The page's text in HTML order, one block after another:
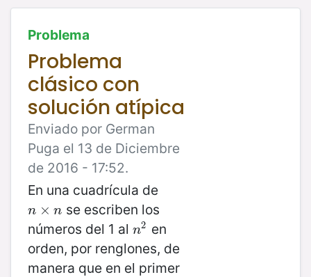
Problema
Problema
clásico con
solución atípica
Enviado por German
Puga el 13 de Diciembre
de 2016 - 17:52.
En una cuadrícula de
n × n
n×n
se escriben los
números del 1 al n2
n2 en
orden, por renglones, de
manera que en el primer